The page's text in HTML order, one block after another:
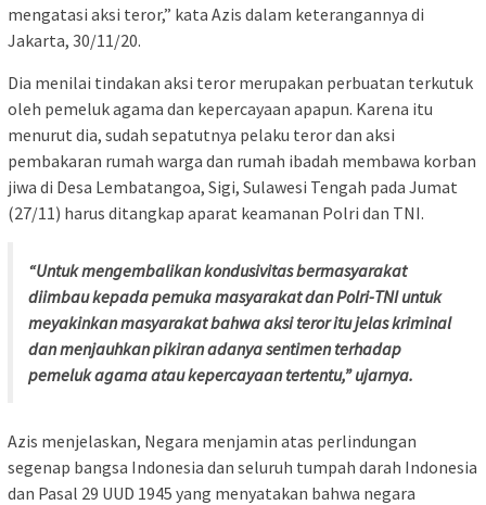
mengatasi aksi teror,” kata Azis dalam keterangannya di
Jakarta, 30/11/20.
Dia menilai tindakan aksi teror merupakan perbuatan terkutuk
oleh pemeluk agama dan kepercayaan apapun. Karena itu
menurut dia, sudah sepatutnya pelaku teror dan aksi
pembakaran rumah warga dan rumah ibadah membawa korban
jiwa di Desa Lembatangoa, Sigi, Sulawesi Tengah pada Jumat
(27/11) harus ditangkap aparat keamanan Polri dan TNI.
“Untuk mengembalikan kondusivitas bermasyarakat
diimbau kepada pemuka masyarakat dan Polri-TNI untuk
meyakinkan masyarakat bahwa aksi teror itu jelas kriminal
dan menjauhkan pikiran adanya sentimen terhadap
pemeluk agama atau kepercayaan tertentu,” ujarnya.
Azis menjelaskan, Negara menjamin atas perlindungan
segenap bangsa Indonesia dan seluruh tumpah darah Indonesia
dan Pasal 29 UUD 1945 yang menyatakan bahwa negara